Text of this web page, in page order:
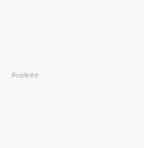
Publicité